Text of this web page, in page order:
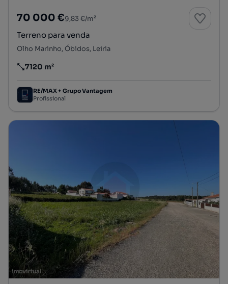
70 000 €9,83 €/m²
Terreno para venda
Olho Marinho, Óbidos, Leiria
Preço por metro quadrado
7120 m²
RE/MAX + Grupo Vantagem
Profissional